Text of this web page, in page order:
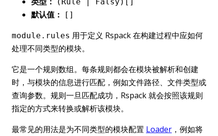
默认值： []
module.rules 用于定义 Rspack 在构建过程中应如何
处理不同类型的模块。
它是一个规则数组。每条规则都会在模块被解析和创建
时，与模块的信息进行匹配，例如文件路径、文件类型或
查询参数。规则一旦匹配成功，Rspack 就会按照该规则
指定的方式来转换或解析该模块。
最常见的用法是为不同类型的模块配置 Loader ，例如将